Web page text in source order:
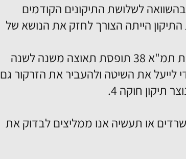
לשלושת התיקונים הקודמים
הייתה הצורך לחזק את הנושא של
התיקון האחרון נולד בעקבות ההוכחות בשטח. העובדה שתוכנית תמ"א 38 תופסת תאוצה משנה לשנה
לייעל את השיטה ולהעביר את הזרקור גם
תיקון חוקה 4.
או תעשיה אנו ממליצים לבדוק את